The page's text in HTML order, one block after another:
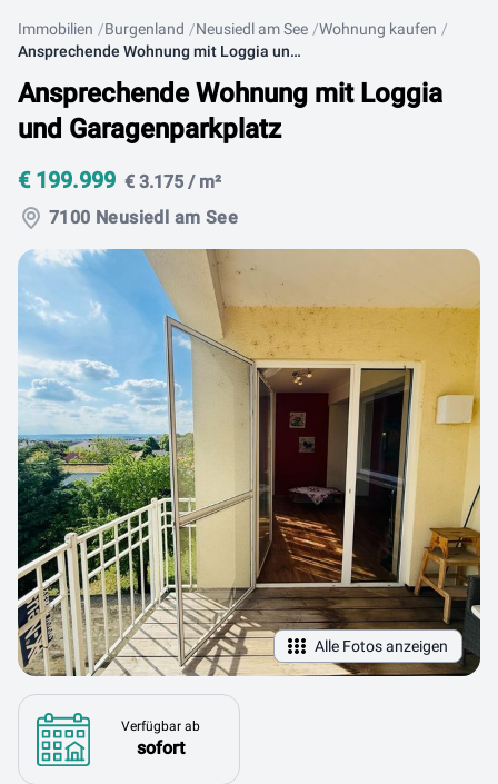
Immobilien Burgenland Neusiedl am See
Wohnung kaufen
Ansprechende Wohnung mit Loggia und Garagenparkplatz
Ansprechende Wohnung mit Loggia
und Garagenparkplatz
€ 199.999 € 3.175 / m²
7100 Neusiedl am See
Alle Fotos anzeigen
Verfügbar ab
sofort